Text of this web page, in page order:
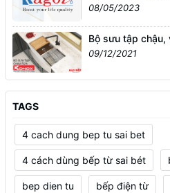
08/05/2023
Bộ sưu tập chậu,
09/12/2021
TAGS
4 cach dung bep tu sai bet
4 cách dùng bếp từ sai bét
bep dien tu bếp điện từ